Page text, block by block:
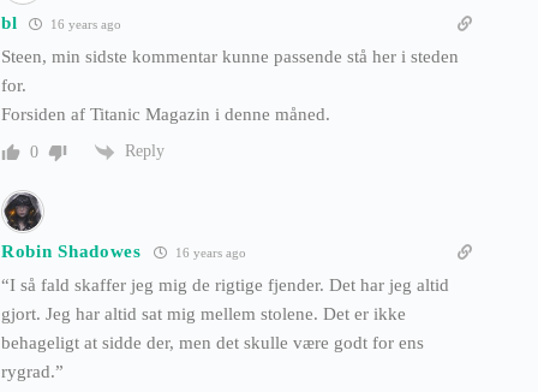
bl 16 years ago
Steen, min sidste kommentar kunne passende stå her i steden
for.
Forsiden af Titanic Magazin i denne måned.
0 Reply
Robin Shadowes 16 years ago
“I så fald skaffer jeg mig de rigtige fjender. Det har jeg altid
gjort. Jeg har altid sat mig mellem stolene. Det er ikke
behageligt at sidde der, men det skulle være godt for ens
rygrad.”